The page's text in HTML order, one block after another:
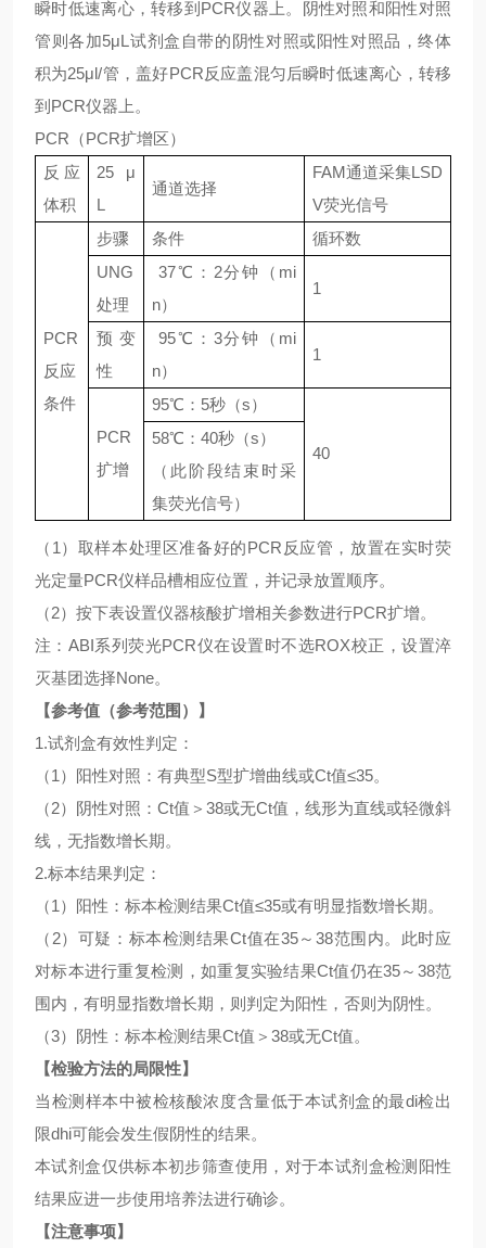
瞬时低速离心，转移到PCR仪器上。阴性对照和阳性对照
管则各加5μL试剂盒自带的阴性对照或阳性对照品，终体
积为25μl/管，盖好PCR反应盖混匀后瞬时低速离心，转移
到PCR仪器上。
PCR（PCR扩增区）
反应
体积
25 μ
L
通道选择
FAM通道采集LSD
V荧光信号
PCR
反应
条件
步骤 条件
循环数
UNG
处理
37℃：2分钟（mi
n）
1
预变
性
95℃：3分钟（mi
n）
1
PCR
扩增
95℃：5秒（s）
40
58℃：40秒（s）
（此阶段结束时采
集荧光信号）
（ 1）取样本处理区准备好的PCR反应管，放置在实时荧
光定量PCR仪样品槽相应位置，并记录放置顺序。
（2）按下表设置仪器核酸扩增相关参数进行PCR扩增。
注： ABI系列荧光PCR仪在设置时不选ROX校正，设置淬
灭基团选择None。
【参考值（参考范围）】
1.试剂盒有效性判定：
（1）阳性对照：有典型S型扩增曲线或Ct值≤35。
（2）阴性对照：Ct值＞38或无Ct值，线形为直线或轻微斜
线，无指数增长期。
2.标本结果判定：
（1）阳性：标本检测结果Ct值≤35或有明显指数增长期。
（ 2）可疑：标本检测结果Ct值在35～38范围内。此时应
对标本进行重复检测，如重复实验结果Ct值仍在35～38范
围内，有明显指数增长期，则判定为阳性，否则为阴性。
（3）阴性：标本检测结果Ct值＞38或无Ct值。
【检验方法的局限性】
当检测样本中被检核酸浓度含量低于本试剂盒的最di检出
限dhi可能会发生假阴性的结果。
本试剂盒仅供标本初步筛查使用，对于本试剂盒检测阳性
结果应进一步使用培养法进行确诊。
【注意事项】